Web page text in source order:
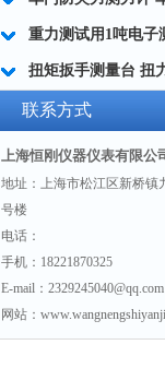
联系方式
上海恒刚仪器仪表有限公
地址：上海市松江区新桥镇
号楼
电话：
手机：18221870325
E-mail：2329245040@qq.com
网站：